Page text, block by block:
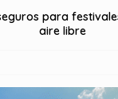
para
aire libre